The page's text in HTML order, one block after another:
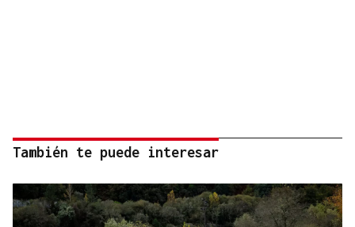
También te puede interesar